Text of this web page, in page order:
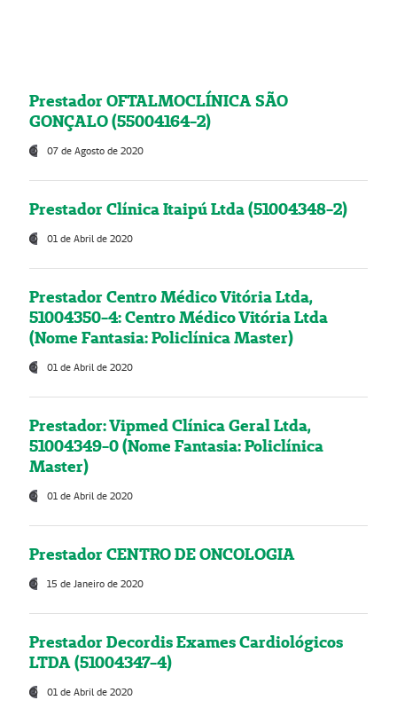
Prestador OFTALMOCLÍNICA SÃO
GONÇALO (55004164-2)
07 de Agosto de 2020
Prestador Clínica Itaipú Ltda (51004348-2)
01 de Abril de 2020
Prestador Centro Médico Vitória Ltda,
51004350-4: Centro Médico Vitória Ltda
(Nome Fantasia: Policlínica Master)
01 de Abril de 2020
Prestador: Vipmed Clínica Geral Ltda,
51004349-0 (Nome Fantasia: Policlínica
Master)
01 de Abril de 2020
Prestador CENTRO DE ONCOLOGIA
15 de Janeiro de 2020
Prestador Decordis Exames Cardiológicos
LTDA (51004347-4)
01 de Abril de 2020